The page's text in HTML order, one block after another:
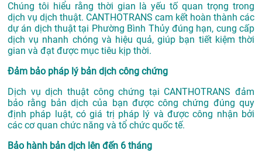
Chúng tôi hiểu rằng thời gian là yếu tố quan trọng trong
dịch vụ dịch thuật. CANTHOTRANS cam kết hoàn thành các
dự án dịch thuật tại Phường Bình Thủyđúng hạn, cung cấp
dịch vụ nhanh chóng và hiệu quả, giúp bạn tiết kiệm thời
gian và đạt được mục tiêu kịp thời.
Đảm bảo pháp lý bản dịch công chứng
Dịch vụ dịch thuật công chứng tại CANTHOTRANS đảm
bảo rằng bản dịch của bạn được công chứng đúng quy
định pháp luật, có giá trị pháp lý và được công nhận bởi
các cơ quan chức năng và tổ chức quốc tế.
Bảo hành bản dịch lên đến 6 tháng